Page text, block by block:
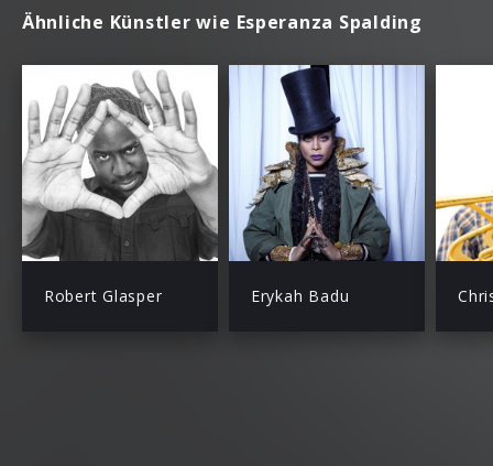
Ähnliche Künstler wie Esperanza Spalding
Robert Glasper Erykah Badu